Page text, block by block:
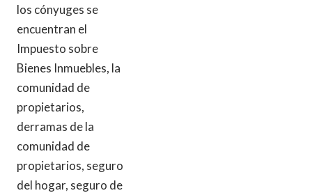
los cónyuges se
encuentran el
Impuesto sobre
Bienes Inmuebles, la
comunidad de
propietarios,
derramas de la
comunidad de
propietarios, seguro
del hogar, seguro de